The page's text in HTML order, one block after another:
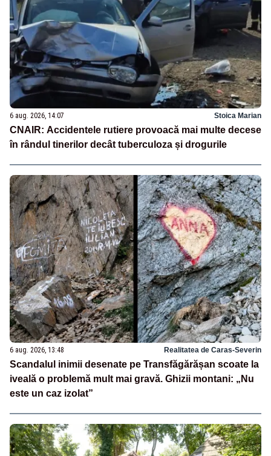
6 aug. 2026, 14:07 Stoica Marian
CNAIR: Accidentele rutiere provoacă mai multe decese
în rândul tinerilor decât tuberculoza și drogurile
6 aug. 2026, 13:48 Realitatea de Caras-Severin
Scandalul inimii desenate pe Transfăgărășan scoate la
iveală o problemă mult mai gravă. Ghizii montani: „Nu
este un caz izolat”